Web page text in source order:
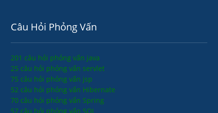
Câu Hỏi Phỏng Vấn
201 câu hỏi phỏng vấn java
25 câu hỏi phỏng vấn servlet
75 câu hỏi phỏng vấn jsp
52 câu hỏi phỏng vấn Hibernate
70 câu hỏi phỏng vấn Spring
57 câu hỏi phỏng vấn SQL